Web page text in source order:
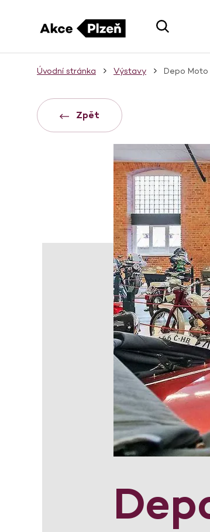
Úvodní stránka Výstavy Depo
Zpět